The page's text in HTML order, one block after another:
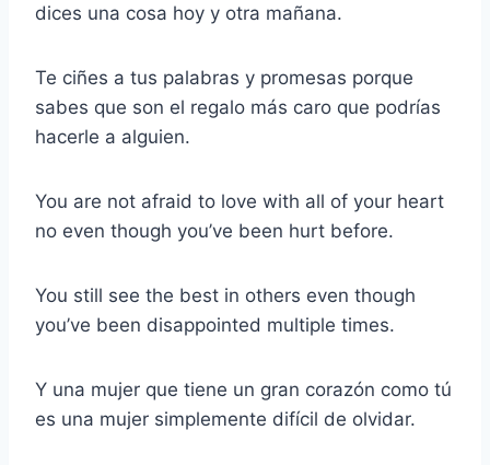
dices una cosa hoy y otra mañana.
Te ciñes a tus palabras y promesas porque
sabes que son el regalo más caro que podrías
hacerle a alguien.
You are not afraid to love with all of your heart
no even though you’ve been hurt before.
You still see the best in others even though
you’ve been disappointed multiple times.
Y una mujer que tiene un gran corazón como tú
es una mujer simplemente difícil de olvidar.